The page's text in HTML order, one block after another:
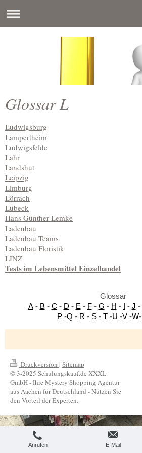
Glossar L
Ludwigsburg
Lampertheim
Ludwigsfelde
Lahr
Landshut
Leipzig
Limburg
Lörrach
Lübeck
Hans Günther Lemke
Ladenbau
Ladenbau Teams
Ladenbau Floristik
LINZ
Tests im Lebensmittel Einzelhandel
Glossar
A- B- C - D - E - F- G - H - I - J -
P -Q - R - S - T -U -V -W-
Druckversion | Sitemap
© 3-2025 Schulungskauf.de XXXL
GmbH - Ihre Mystery Shopping Agentur
aus Aachen für Deutschland - Nutzen Sie
den Vorteil der Experten.
Anrufen E-Mail